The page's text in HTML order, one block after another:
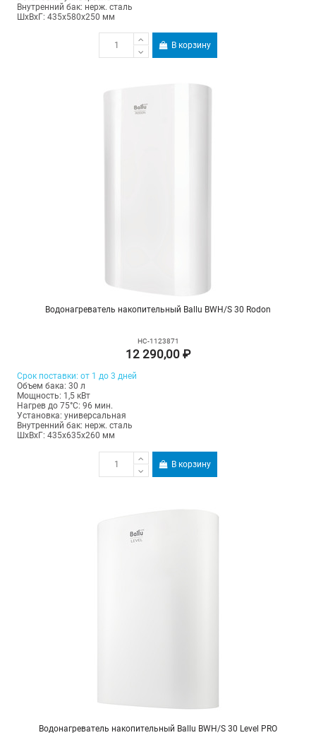
Внутренний бак: нерж. сталь
ШхВхГ: 435х580х250 мм
В корзину
Водонагреватель накопительный Ballu BWH/S 30 Rodon
НС-1123871
12 290,00 ₽
Срок поставки: от 1 до 3 дней
Объем бака: 30 л
Мощность: 1,5 кВт
Нагрев до 75°С: 96 мин.
Установка: универсальная
Внутренний бак: нерж. сталь
ШхВхГ: 435х635х260 мм
В корзину
Водонагреватель накопительный Ballu BWH/S 30 Level PRO